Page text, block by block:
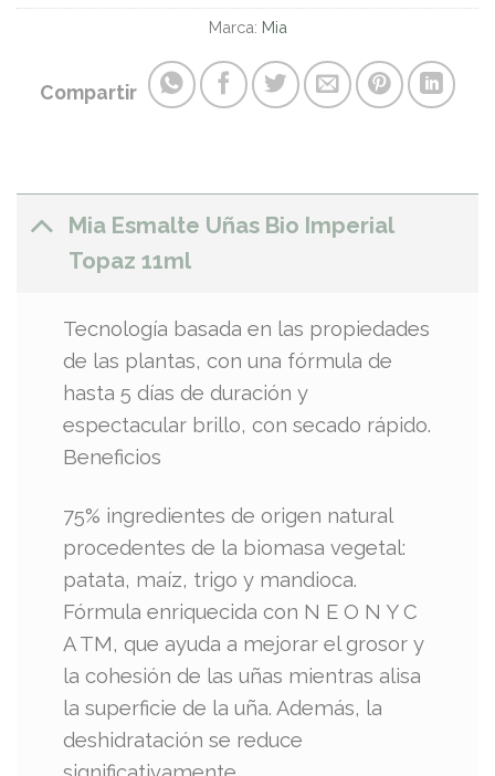
Marca: Mia
Compartir
Mia Esmalte Uñas Bio Imperial
Topaz 11ml
Tecnología basada en las propiedades
de las plantas, con una fórmula de
hasta 5 días de duración y
espectacular brillo, con secado rápido.
Beneficios
75% ingredientes de origen natural
procedentes de la biomasa vegetal:
patata, maíz, trigo y mandioca.
Fórmula enriquecida con N E O N Y C
A TM, que ayuda a mejorar el grosor y
la cohesión de las uñas mientras alisa
la superficie de la uña. Además, la
deshidratación se reduce